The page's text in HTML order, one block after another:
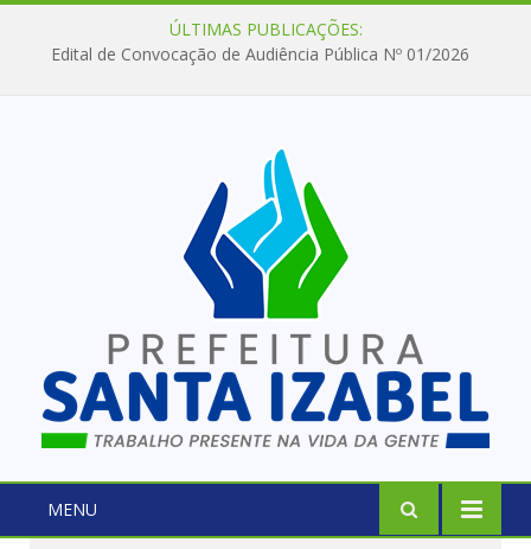
ÚLTIMAS PUBLICAÇÕES:
Edital de Convocação de Audiência Pública Nº 01/2026
MENU